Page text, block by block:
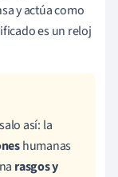
y actúa como
es un reloj
así: la
humanas
rasgos y